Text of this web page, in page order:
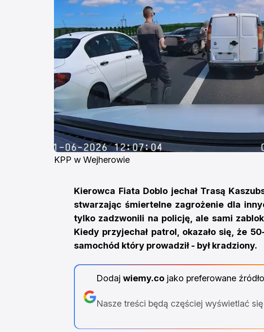
KPP w Wejherowie
Kierowca Fiata Doblo jechał Trasą
stwarzając śmiertelne zagrożenie dla
tylko zadzwonili na policję, ale sami
Kiedy przyjechał patrol, okazało się, że
samochód który prowadził - był kradziony.
Dodaj wiemy.cojako preferowane
Nasze treści będą częściej wyświetlać